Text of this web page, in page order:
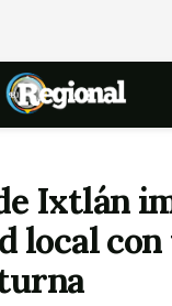
Ixtlán
local con